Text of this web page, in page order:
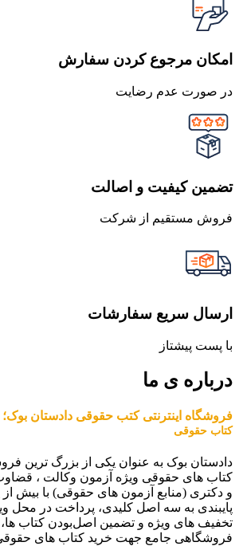
امکان مرجوع کردن سفارش
در صورت عدم رضایت
تضمین کیفیت و اصالت
فروش مستقیم از شرکت
ارسال سریع سفارشات
با پست پیشتاز
درباره ی ما
فروشگاه اینترنتی کتب حقوقی دادستان بوک؛
کتاب حقوقی
دادستان بوک به عنوان یکی از بزرگ ترین
کتاب های حقوقی ویژه آزمون وکالت ،
و دکتری (منابع آزمون های حقوقی) با بیش از
پایبندی به سه اصل کلیدی، پرداخت در محل
تخفیف های ویژه و تضمین اصل‌بودن کتاب
فروشگاهی جامع جهت خرید کتاب های